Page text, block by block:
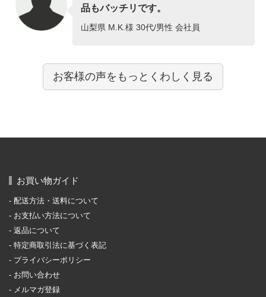
品もバッチリです。
山梨県 M.K.様 30代/男性 会社員
お客様の声をもっとくわしく見る
お買い物ガイド
配送方法・送料について
お支払い方法について
返品について
特定商取引法に基づく表記
プライバシーポリシー
お問い合わせ
メルマガ登録